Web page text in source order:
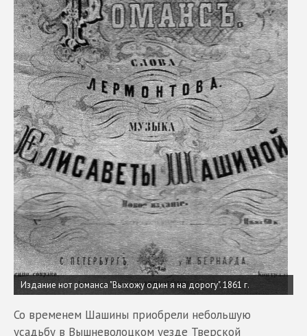
Издание нот романса "Выхожу один я на дорогу". 1861 г.
Со временем Шашины приобрели небольшую
усадьбу в Вышневолоцком уезде Тверской